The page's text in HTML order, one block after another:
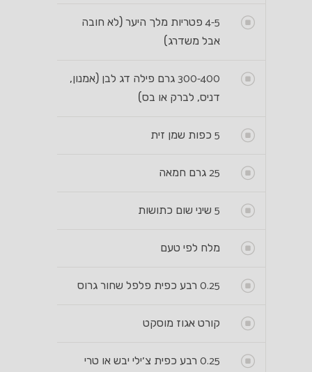
4-5 פטריות מלך היער (לא חובה
אבל משדרג)
300-400 גרם פילה דג לבן (אמנון,
דניס, לברק או בס)
5 כפות שמן זית
25 גרם חמאה
5 שיני שום כתושות
מלח לפי טעם
0.25 רבע כפית פלפל שחור גרוס
קורט אגוז מוסקט
0.25 רבע כפית צ׳ילי יבש או טרי